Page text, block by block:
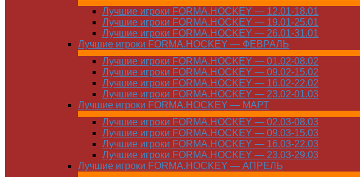
Лучшие игроки FORMA.HOCKEY — 12.01-18.01
Лучшие игроки FORMA.HOCKEY — 19.01-25.01
Лучшие игроки FORMA.HOCKEY — 26.01-31.01
Лучшие игроки FORMA.HOCKEY — ФЕВРАЛЬ
Лучшие игроки FORMA.HOCKEY — 01.02-08.02
Лучшие игроки FORMA.HOCKEY — 09.02-15.02
Лучшие игроки FORMA.HOCKEY — 16.02-22.02
Лучшие игроки FORMA.HOCKEY — 23.02-01.03
Лучшие игроки FORMA.HOCKEY — МАРТ
Лучшие игроки FORMA.HOCKEY — 02.03-08.03
Лучшие игроки FORMA.HOCKEY — 09.03-15.03
Лучшие игроки FORMA.HOCKEY — 16.03-22.03
Лучшие игроки FORMA.HOCKEY — 23.03-29.03
Лучшие игроки FORMA.HOCKEY — АПРЕЛЬ